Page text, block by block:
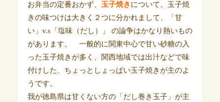
お弁当の定番おかず、 玉子焼きについて。玉子焼
きの味つけは大きく２つに分かれまして、「甘
い」v.s「塩味（だし）」 の論争はかなり熱いもの
があります。 一般的に関東中心で甘い砂糖の入
った玉子焼きが多く、関西地域では出汁などで味
付けした、ちょっとしょっぱい玉子焼きが主のよ
うです。
我が徳島県は甘くない方の「だし巻き玉子」が主